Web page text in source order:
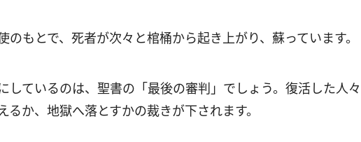
のもとで、死者が次々と棺桶から起き上がり、蘇っています。
しているのは、聖書の「最後の審判」でしょう。復活した人々
るか、地獄へ落とすかの裁きが下されます。